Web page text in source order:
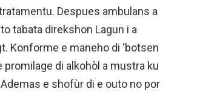
Despues ambulans a
tabata direkshon Lagun i a
Konforme e maneho di ‘botsen
promilage di alkohòl a mustra ku
e shofùr di e outo no por